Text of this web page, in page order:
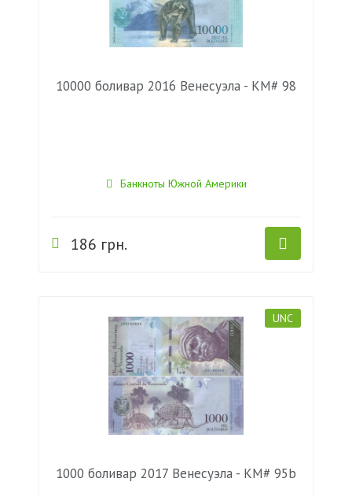
10000 боливар 2016 Венесуэла - KM# 98
Банкноты Южной Америки
186 грн.
UNC
1000 боливар 2017 Венесуэла - KM# 95b